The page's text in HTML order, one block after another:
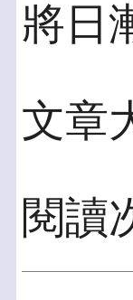
將日
文章
閱讀